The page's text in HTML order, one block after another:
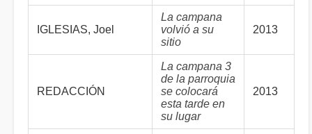
IGLESIAS, Joel
La campana
volvió a su
sitio
2013
REDACCIÓN
La campana 3
de la parroquia
se colocará
esta tarde en
su lugar
2013